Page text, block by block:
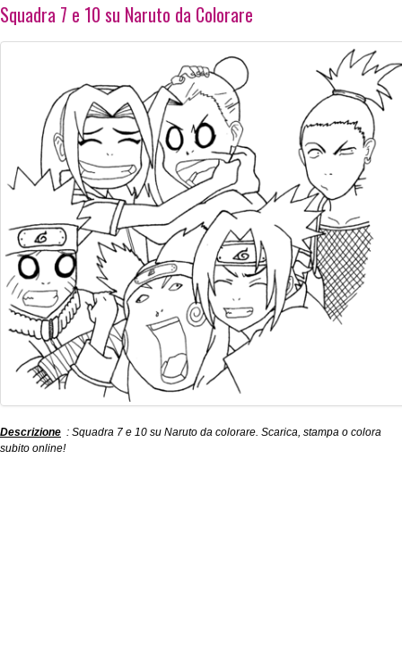
Squadra 7 e 10 su Naruto da Colorare
Descrizione : Squadra 7 e 10 su Naruto da colorare. Scarica, stampa o colora
subito online!